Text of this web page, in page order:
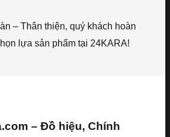
– Thân thiện, quý khách hoàn
lựa sản phẩm tại 24KARA!
– Đồ hiệu, Chính